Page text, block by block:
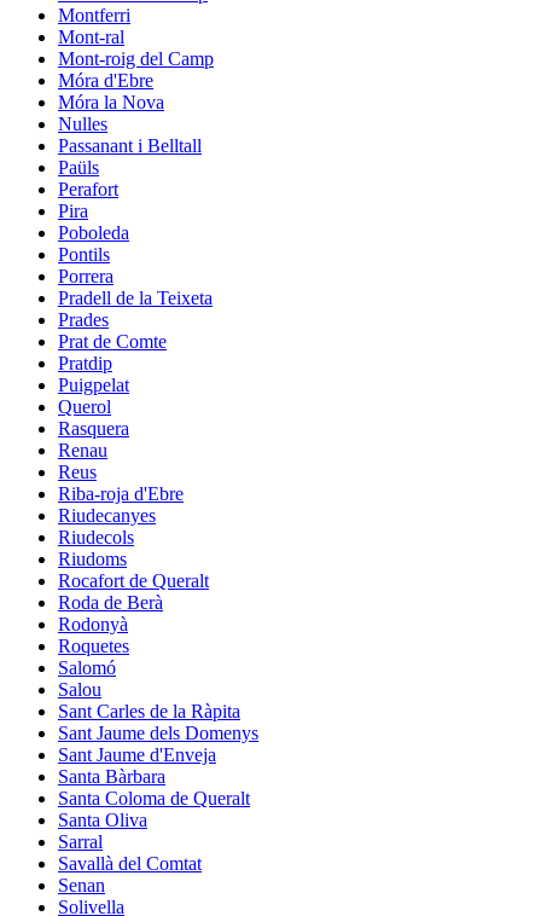
Montferri
Mont-ral
Mont-roig del Camp
Móra d'Ebre
Móra la Nova
Nulles
Passanant i Belltall
Paüls
Perafort
Pira
Poboleda
Pontils
Porrera
Pradell de la Teixeta
Prades
Prat de Comte
Pratdip
Puigpelat
Querol
Rasquera
Renau
Reus
Riba-roja d'Ebre
Riudecanyes
Riudecols
Riudoms
Rocafort de Queralt
Roda de Berà
Rodonyà
Roquetes
Salomó
Salou
Sant Carles de la Ràpita
Sant Jaume dels Domenys
Sant Jaume d'Enveja
Santa Bàrbara
Santa Coloma de Queralt
Santa Oliva
Sarral
Savallà del Comtat
Senan
Solivella